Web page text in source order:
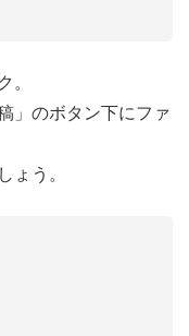
。
」のボタン下にファ
ょう。